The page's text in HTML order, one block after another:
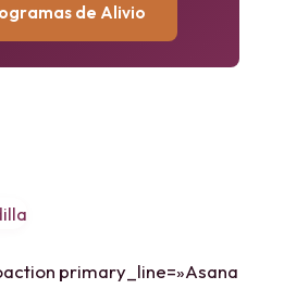
de Alivio
primary_line=»Asana